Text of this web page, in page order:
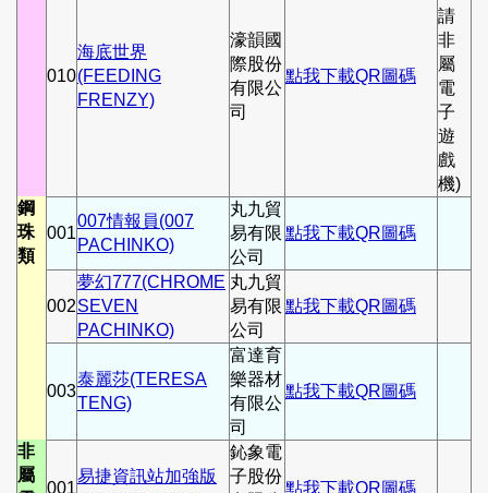
010
海底世界
(FEEDING
FRENZY)
濠韻國
際股份
有限公
司
點我下載QR圖碼
請
非
屬
電
子
遊
戲
機)
鋼
珠
類
001
007情報員(007
PACHINKO)
丸九貿
易有限
公司
點我下載QR圖碼
002
夢幻777(CHROME
SEVEN
PACHINKO)
丸九貿
易有限
公司
點我下載QR圖碼
003
泰麗莎(TERESA
TENG)
富達育
樂器材
有限公
司
點我下載QR圖碼
非
屬
001
易捷資訊站加強版
鈊象電
子股份
點我下載QR圖碼